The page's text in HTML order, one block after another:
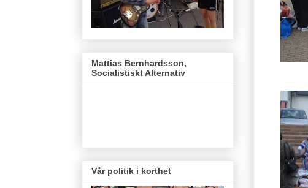
Mattias Bernhardsson,
Socialistiskt Alternativ
Vår politik i korthet